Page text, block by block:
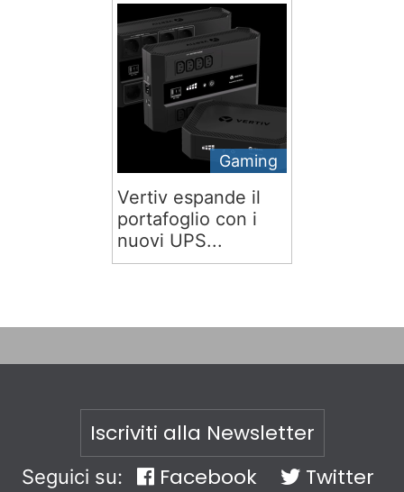
Gaming
Vertiv espande il
portafoglio con i
nuovi UPS...
Iscriviti alla Newsletter
Seguici su: Facebook
Twitter